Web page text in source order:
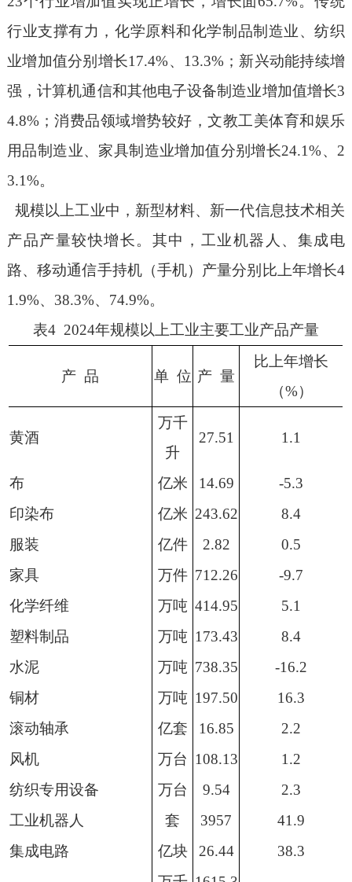
行业支撑有力，化学原料和化学制品制造业、纺织
业增加值分别增长17.4%、 13.3%； 新兴动能持续增
强 ，计算机通信和其他电子设备制造业增加值增长3
4.8%；消费品领域增势较好，文教工美体育和娱乐
用品制造业、家具制造业增加值分别增长24.1%、2
3.1%。
规模以上工业中，新型材料、新一代信息技术相关
产品产量较快增长。其中，工业机器人、集成电
路、移动通信手持机（手机）产量分别比上年增长4
1.9%、 38.3%、 74.9%。
表4 2024年规模以上工业主要工业产品产量
产 品 单 位 产 量
比上年增长
（%）
黄酒
万千
升
27.51 1.1
布 亿米 14.69
-5.3
印染布
亿米 243.62
8.4
服装
亿件 2.82
0.5
家具
万件 712.26
-9.7
化学纤维
万吨 414.95
5.1
塑料制品
万吨 173.43
8.4
水泥
万吨 738.35
-16.2
铜材
万吨 197.50
16.3
滚动轴承
亿套 16.85
2.2
风机
万台 108.13
1.2
纺织专用设备
万台 9.54
2.3
工业机器人
套 3957
41.9
集成电路
亿块 26.44 38.3